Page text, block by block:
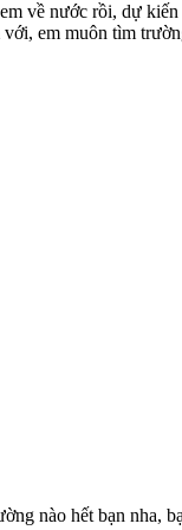
về nước rồi, dự
em muôn tìm
nào hết bạn nha,